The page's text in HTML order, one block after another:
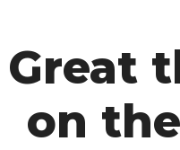
Great
on